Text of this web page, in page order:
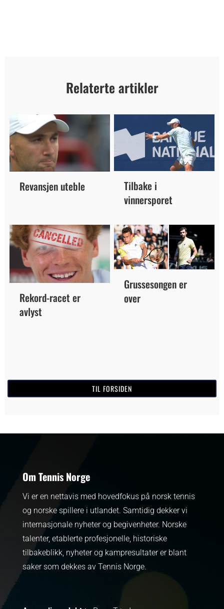
Relaterte artikler
Revansjen uteble
Tilbake i
vinnersporet
Rekord-racet er
avlyst
Grussesongen er
over
TIL FORSIDEN
Om Tennis Norge
Vi er en nettavis med hovedfokus på norsk tennis
og norske spillere i utlandet. Samtidig dekker vi
internasjonale nyheter og begivenheter. Norske
talenter, etablerte profesjonelle, historiske
tilbakeblikk, nyheter og kampresultater er blant
saker som dekkes av Tennis Norge.